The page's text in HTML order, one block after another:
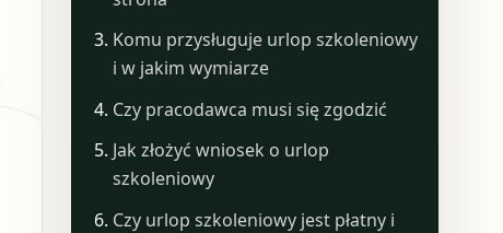
Komu przysługuje urlop szkoleniowy
i w jakim wymiarze
Czy pracodawca musi się zgodzić
Jak złożyć wniosek o urlop
szkoleniowy
Czy urlop szkoleniowy jest płatny i